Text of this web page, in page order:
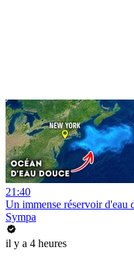
21:40
Un immense réservoir d'eau
Sympa
il y a 4 heures